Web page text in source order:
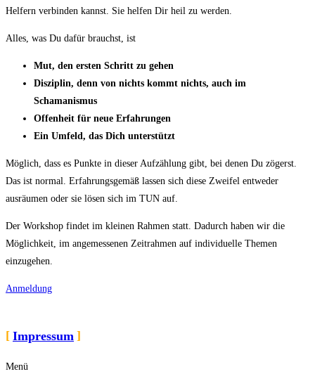
Helfern verbinden kannst. Sie helfen Dir heil zu werden.
Alles, was Du dafür brauchst, ist
Mut, den ersten Schritt zu gehen
Disziplin, denn von nichts kommt nichts, auch im
Schamanismus
Offenheit für neue Erfahrungen
Ein Umfeld, das Dich unterstützt
Möglich, dass es Punkte in dieser Aufzählung gibt, bei denen Du zögerst.
Das ist normal. Erfahrungsgemäß lassen sich diese Zweifel entweder
ausräumen oder sie lösen sich im TUN auf.
Der Workshop findet im kleinen Rahmen statt. Dadurch haben wir die
Möglichkeit, im angemessenen Zeitrahmen auf individuelle Themen
einzugehen.
Anmeldung
Impressum
Menü